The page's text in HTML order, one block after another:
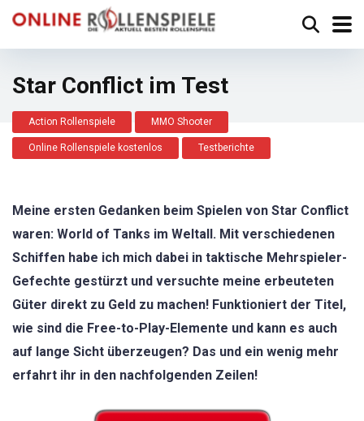
Star Conflict im Test
Action Rollenspiele MMO Shooter
Online Rollenspiele kostenlos Testberichte
Meine ersten Gedanken beim Spielen von Star Conflict
waren: World of Tanks im Weltall. Mit verschiedenen
Schiffen habe ich mich dabei in taktische Mehrspieler-
Gefechte gestürzt und versuchte meine erbeuteten
Güter direkt zu Geld zu machen! Funktioniert der Titel,
wie sind die Free-to-Play-Elemente und kann es auch
auf lange Sicht überzeugen? Das und ein wenig mehr
erfahrt ihr in den nachfolgenden Zeilen!